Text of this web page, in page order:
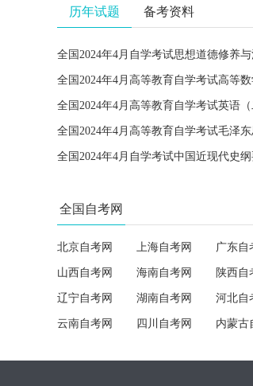
历年试题 备考资料
全国2024年4月自学考试思想道德修养
全国2024年4月高等教育自学考试高等
全国2024年4月高等教育自学考试英语
全国2024年4月自学考试中国近现代史
全国自考网
北京自考网 上海自考网 广东自
山西自考网 海南自考网 陕西自
辽宁自考网 湖南自考网 河北自
云南自考网 四川自考网 内蒙古